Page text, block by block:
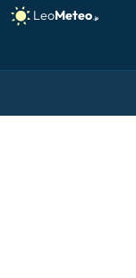
ICON ド